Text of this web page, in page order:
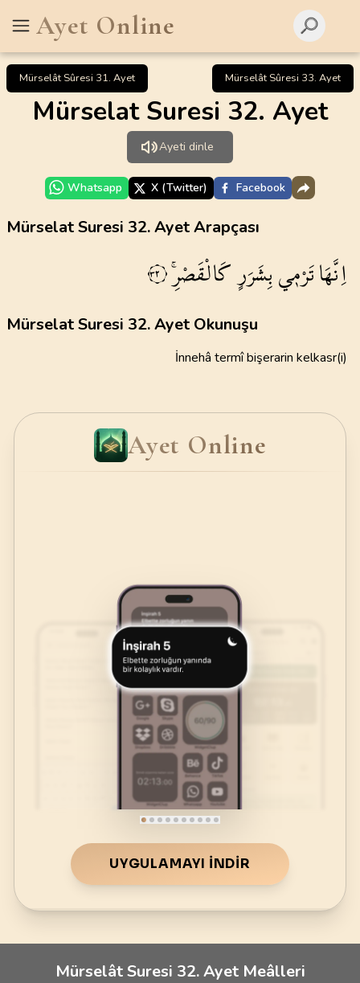
Ayet Online
Mürselât Sûresi 31. Ayet Mürselât Sûresi 33. Ayet
Mürselat Suresi 32. Ayet
Ayeti dinle
Whatsapp X (Twitter) Facebook
Mürselat Suresi 32. Ayet Arapçası
اِنَّهَاتَرْم۪يبِشَرَرٍكَالْقَصْرِۚ ٣٢
Mürselat Suresi 32. Ayet Okunuşu
İnnehâ termî bişerarin kelkasr(i)
Ayet Online
UYGULAMAYI İNDIR
Mürselât Suresi 32. Ayet Meâlleri